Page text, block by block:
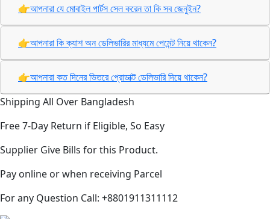
👉আপনারা যে মোবাইল পার্টস সেল করেন তা কি সব জেনুইন?
👉আপনারা কি ক্যাশ অন ডেলিভারির মাধ্যমে পেমেন্ট নিয়ে থাকেন?
👉আপনারা কত দিনের ভিতরে প্রোডাক্ট ডেলিভারি দিয়ে থাকেন?
Shipping All Over Bangladesh
Free 7-Day Return if Eligible, So Easy
Supplier Give Bills for this Product.
Pay online or when receiving Parcel
For any Question Call: +8801911311112